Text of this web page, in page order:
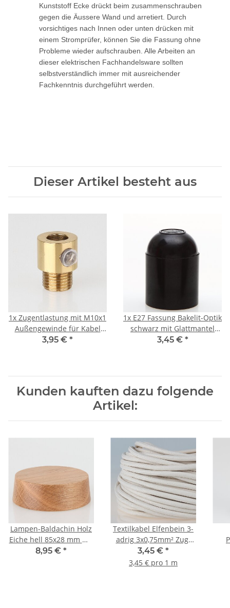
Kunststoff Ecke drückt beim zusammenschrauben
gegen die Äussere Wand und arretiert. Durch
vorsichtiges nach Innen oder unten drücken mit
einem Stromprüfer, können Sie die Fassung ohne
Probleme wieder aufschrauben. Alle Arbeiten an
dieser elektrischen Fachhandelsware sollten
selbstverständlich immer mit ausreichender
Fachkenntnis durchgeführt werden.
Dieser Artikel besteht aus
1x Zugentlastung mit M10x1
Außengewinde für Kabel
13x17mm Metall Messing
3,95 € *
1x E27 Fassung Bakelit-Optik
schwarz mit Glattmantel
M10x1 IG 250V/4A
3,45 € *
Kunden kauften dazu folgende
Artikel:
Lampen-Baldachin Holz
Eiche hell 85x28 mm mit
Zubehör-Set
8,95 € *
Textilkabel Elfenbein 3-
adrig 3x0,75mm² Zug-
Pendelleitung S03RT-F
3G0,75
3,45 € *
3,45 € pro 1 m